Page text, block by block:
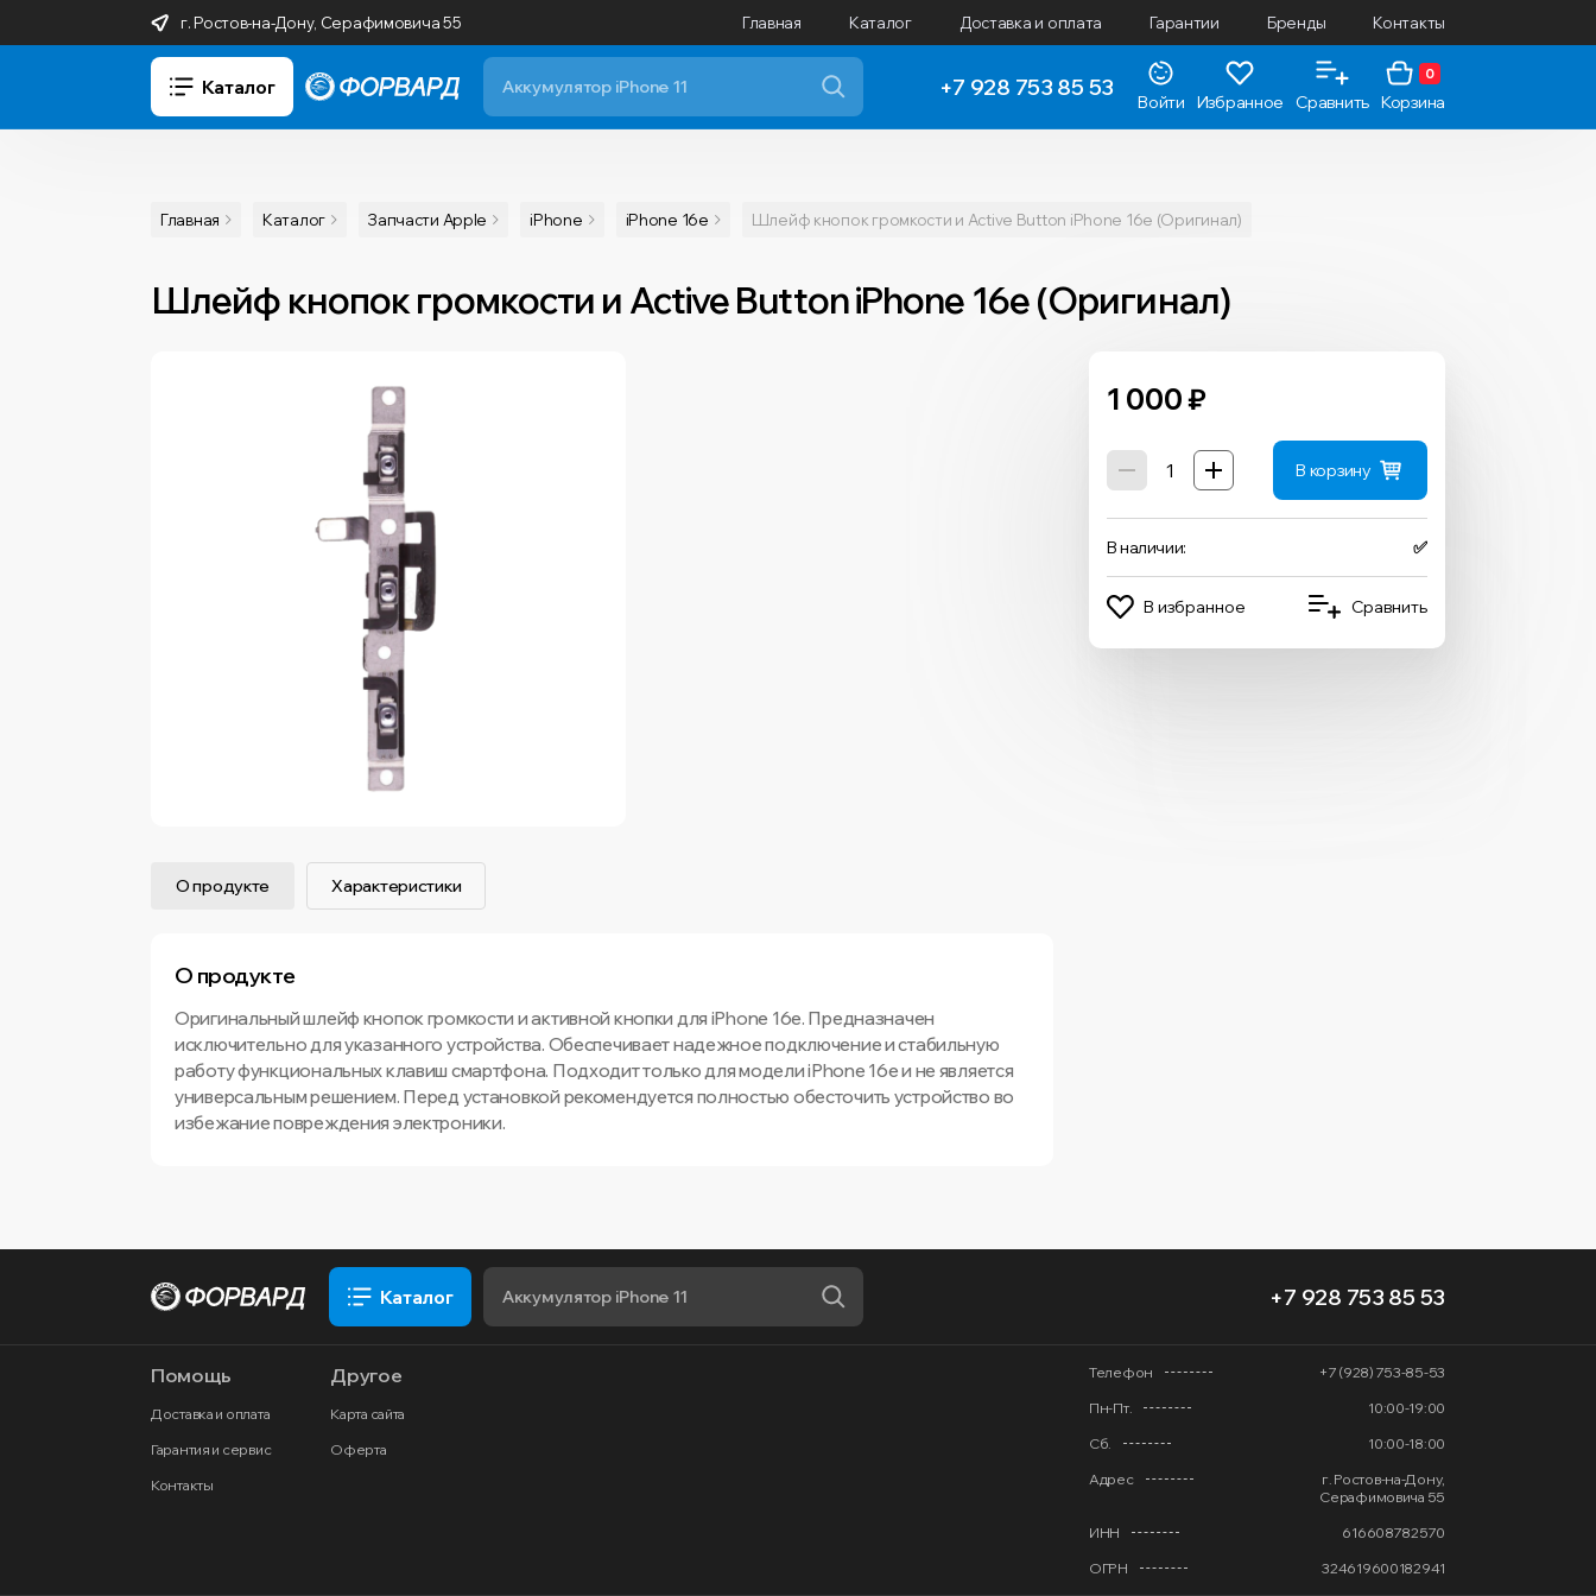
г. Ростов-на-Дону, Серафимовича 55 Главная Каталог Доставка и оплата Гарантии Бренды Контакты
Каталог +7 928 753 85 53
Войти Избранное Сравнить
0
Корзина
Главная Каталог Запчасти Apple iPhone iPhone 16e Шлейф кнопок громкости и Active Button iPhone 16e (Оригинал)
Шлейф кнопок громкости и Active Button iPhone 16e (Оригинал)
1 000₽
В корзину
В наличии: ✅
В избранное Сравнить
О продукте Характеристики
О продукте
Оригинальный шлейф кнопок громкости и активной кнопки для iPhone 16e. Предназначен
исключительно для указанного устройства. Обеспечивает надежное подключение и стабильную
работу функциональных клавиш смартфона. Подходит только для модели iPhone 16e и не является
универсальным решением. Перед установкой рекомендуется полностью обесточить устройство во
избежание повреждения электроники.
Каталог +7 928 753 85 53
Помощь
Доставка и оплата
Гарантия и сервис
Контакты
Другое
Карта сайта
Оферта
Телефон
+7 (928) 753-85-53
Пн-Пт.
10:00-19:00
Сб.
10:00-18:00
Адрес
г. Ростов-на-Дону,
Серафимовича 55
ИНН
616608782570
ОГРН
324619600182941